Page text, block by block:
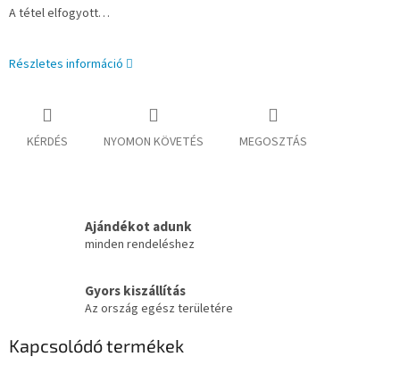
A tétel elfogyott…
Részletes információ
KÉRDÉS NYOMON KÖVETÉS MEGOSZTÁS
Ajándékot adunk
minden rendeléshez
Gyors kiszállítás
Az ország egész területére
Kapcsolódó termékek